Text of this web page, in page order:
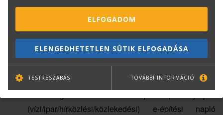
szerepkör kiosztás, visszavonás
nyitva maradt alvállalkozói naplók stb.
a leggyakoribb naplóvezetési hibák, miért és
mekkora lehet a bírság
(vízi/ipar/hírközlési/közlekedési) e-építési napló
ELFOGADOM
ELENGEDHETETLEN SÜTIK ELFOGADÁSA
TESTRESZABÁS TOVÁBBI INFORMÁCIÓ